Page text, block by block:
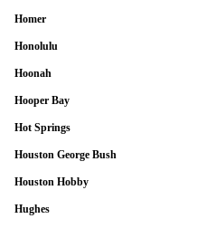
Homer
Honolulu
Hoonah
Hooper Bay
Hot Springs
Houston George Bush
Houston Hobby
Hughes